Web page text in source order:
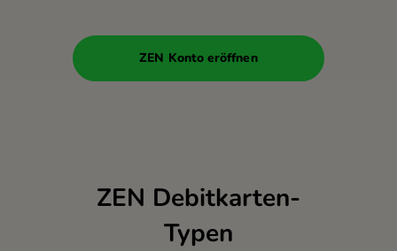
ZEN Konto eröffnen
ZEN Debitkarten-
Typen